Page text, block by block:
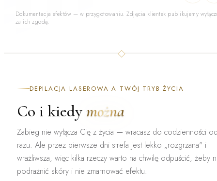
Dokumentacja efektów — w przygotowaniu. Zdjęcia klientek publikujemy
za ich zgodą.
DEPILACJA LASEROWA A TWÓJ TRYB ŻYCIA
Co i kiedymożna
Zabieg nie wyłącza Cię z życia — wracasz do codzienności
razu. Ale przez pierwsze dni strefa jest lekko „rozgrzana" i
wrażliwsza, więc kilka rzeczy warto na chwilę odpuścić, żeby
podrażnić skóry i nie zmarnować efektu.